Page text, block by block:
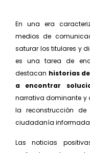
En una era
medios de
saturar los titulares y
es una tarea de
destacan historias
a encontrar
narrativa dominante y
la reconstrucción
ciudadanía
Las noticias